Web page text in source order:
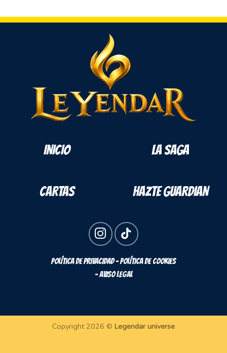
INICIO LA SAGA
CARTAS HAZTE GUARDIAN
POLÍTICA DE PRIVACIDAD - POLÍTICA DE COOKIES
- AVISO LEGAL
Copyright 2026 © Legendar universe